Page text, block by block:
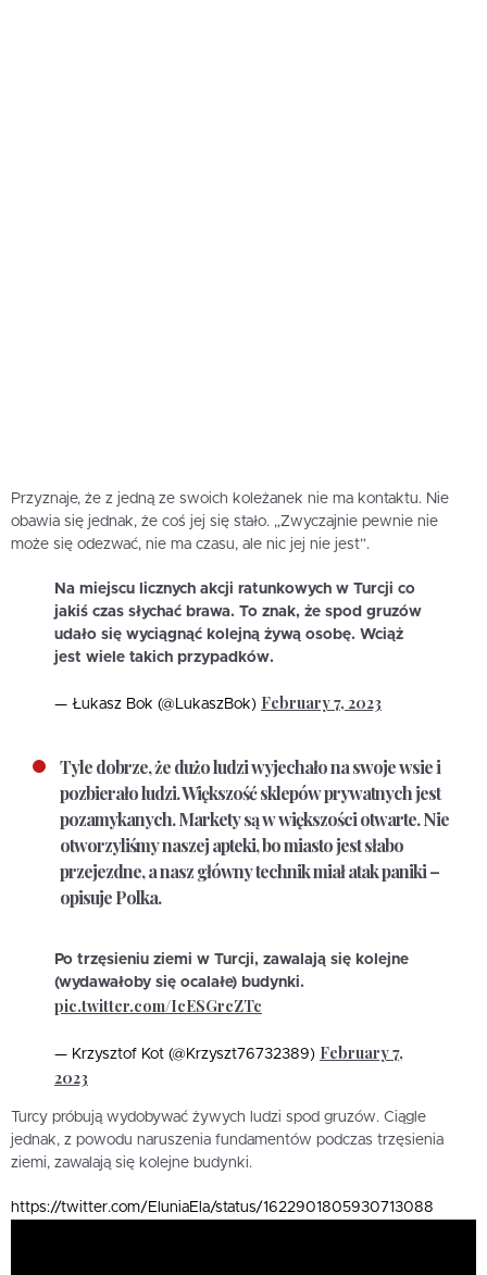
Przyznaje, że z jedną ze swoich koleżanek nie ma kontaktu. Nie
obawia się jednak, że coś jej się stało. „Zwyczajnie pewnie nie
może się odezwać, nie ma czasu, ale nic jej nie jest”.
Na miejscu licznych akcji ratunkowych w Turcji co
jakiś czas słychać brawa. To znak, że spod gruzów
udało się wyciągnąć kolejną żywą osobę. Wciąż
jest wiele takich przypadków.
— Łukasz Bok (@LukaszBok) February 7, 2023
Tyle dobrze, że dużo ludzi wyjechało na swoje wsie i
pozbierało ludzi. Większość sklepów prywatnych jest
pozamykanych. Markety są w większości otwarte. Nie
otworzyliśmy naszej apteki, bo miasto jest słabo
przejezdne, a nasz główny technik miał atak paniki –
opisuje Polka.
Po trzęsieniu ziemi w Turcji, zawalają się kolejne
(wydawałoby się ocalałe) budynki.
pic.twitter.com/IcESGrcZTc
— Krzysztof Kot (@Krzyszt76732389) February 7,
2023
Turcy próbują wydobywać żywych ludzi spod gruzów. Ciągle
jednak, z powodu naruszenia fundamentów podczas trzęsienia
ziemi, zawalają się kolejne budynki.
https://twitter.com/EluniaEla/status/1622901805930713088